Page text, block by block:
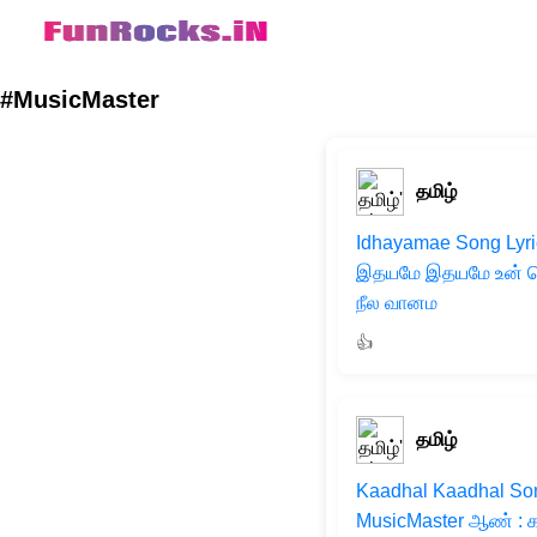
#MusicMaster
தமிழ்
Idhayamae Song
இதயமே இதயமே உன்
நீல வானம
👍
தமிழ்
Kaadhal Kaadhal
MusicMaster ஆண் :